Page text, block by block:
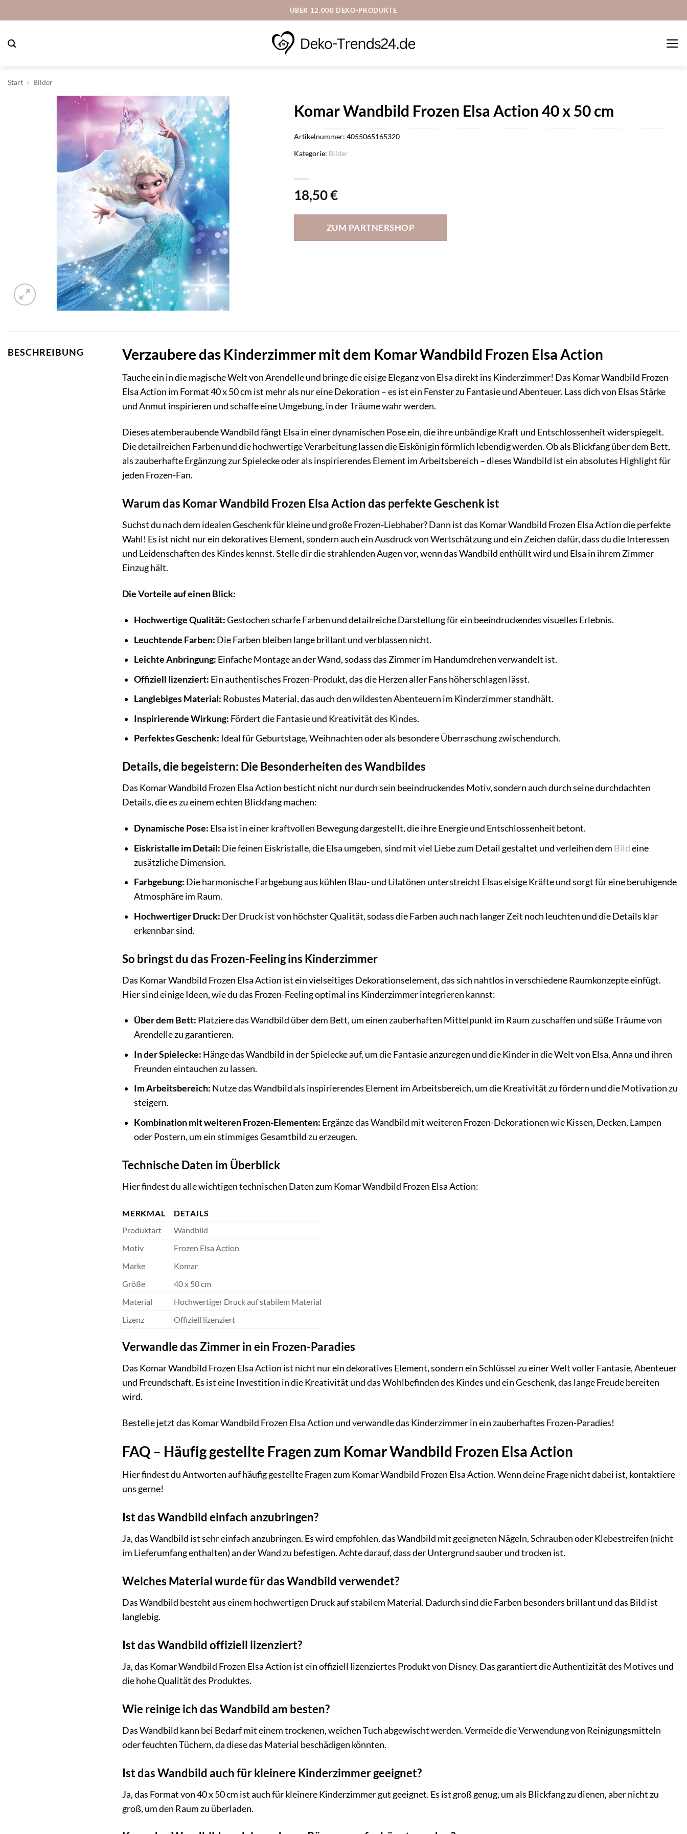
Inhalt
ÜBER 12.000 DEKO-PRODUKTE
Start » Bilder
Komar Wandbild Frozen Elsa Action 40 x 50 cm
18,50€
ZUM PARTNERSHOP
Artikelnummer: 4055065165320
Kategorie: Bilder
BESCHREIBUNG Verzaubere das Kinderzimmer mit dem Komar Wandbild Frozen Elsa Action
Tauche ein in die magische Welt von Arendelle und bringe die eisige Eleganz von Elsa direkt ins Kinderzimmer! Das Komar Wandbild Frozen
Elsa Action im Format 40 x 50 cm ist mehr als nur eine Dekoration – es ist ein Fenster zu Fantasie und Abenteuer. Lass dich von Elsas Stärke
und Anmut inspirieren und schaffe eine Umgebung, in der Träume wahr werden.
Dieses atemberaubende Wandbild fängt Elsa in einer dynamischen Pose ein, die ihre unbändige Kraft und Entschlossenheit widerspiegelt.
Die detailreichen Farben und die hochwertige Verarbeitung lassen die Eiskönigin förmlich lebendig werden. Ob als Blickfang über dem Bett,
als zauberhafte Ergänzung zur Spielecke oder als inspirierendes Element im Arbeitsbereich – dieses Wandbild ist ein absolutes Highlight für
jeden Frozen-Fan.
Warum das Komar Wandbild Frozen Elsa Action das perfekte Geschenk ist
Suchst du nach dem idealen Geschenk für kleine und große Frozen-Liebhaber? Dann ist das Komar Wandbild Frozen Elsa Action die perfekte
Wahl! Es ist nicht nur ein dekoratives Element, sondern auch ein Ausdruck von Wertschätzung und ein Zeichen dafür, dass du die Interessen
und Leidenschaften des Kindes kennst. Stelle dir die strahlenden Augen vor, wenn das Wandbild enthüllt wird und Elsa in ihrem Zimmer
Einzug hält.
Die Vorteile auf einen Blick:
Hochwertige Qualität:Gestochen scharfe Farben und detailreiche Darstellung für ein beeindruckendes visuelles Erlebnis.
Leuchtende Farben: Die Farben bleiben lange brillant und verblassen nicht.
Leichte Anbringung: Einfache Montage an der Wand, sodass das Zimmer im Handumdrehen verwandelt ist.
Offiziell lizenziert: Ein authentisches Frozen-Produkt, das die Herzen aller Fans höherschlagen lässt.
Langlebiges Material: Robustes Material, das auch den wildesten Abenteuern im Kinderzimmer standhält.
Inspirierende Wirkung: Fördert die Fantasie und Kreativität des Kindes.
Perfektes Geschenk: Ideal für Geburtstage, Weihnachten oder als besondere Überraschung zwischendurch.
Details, die begeistern: Die Besonderheiten des Wandbildes
Das Komar Wandbild Frozen Elsa Action besticht nicht nur durch sein beeindruckendes Motiv, sondern auch durch seine durchdachten
Details, die es zu einem echten Blickfang machen:
Dynamische Pose: Elsa ist in einer kraftvollen Bewegung dargestellt, die ihre Energie und Entschlossenheit betont.
Eiskristalle im Detail: Die feinen Eiskristalle, die Elsa umgeben, sind mit viel Liebe zum Detail gestaltet und verleihen dem Bildeine
zusätzliche Dimension.
Farbgebung: Die harmonische Farbgebung aus kühlen Blau- und Lilatönen unterstreicht Elsas eisige Kräfte und sorgt für eine beruhigende
Atmosphäre im Raum.
Hochwertiger Druck: Der Druck ist von höchster Qualität, sodass die Farben auch nach langer Zeit noch leuchten und die Details klar
erkennbar sind.
So bringst du das Frozen-Feeling ins Kinderzimmer
Das Komar Wandbild Frozen Elsa Action ist ein vielseitiges Dekorationselement, das sich nahtlos in verschiedene Raumkonzepte einfügt.
Hier sind einige Ideen, wie du das Frozen-Feeling optimal ins Kinderzimmer integrieren kannst:
Über dem Bett: Platziere das Wandbild über dem Bett, um einen zauberhaften Mittelpunkt im Raum zu schaffen und süße Träume von
Arendelle zu garantieren.
In der Spielecke: Hänge das Wandbild in der Spielecke auf, um die Fantasie anzuregen und die Kinder in die Welt von Elsa, Anna und ihren
Freunden eintauchen zu lassen.
Im Arbeitsbereich: Nutze das Wandbild als inspirierendes Element im Arbeitsbereich, um die Kreativität zu fördern und die Motivation zu
steigern.
Kombination mit weiteren Frozen-Elementen: Ergänze das Wandbild mit weiteren Frozen-Dekorationen wie Kissen, Decken, Lampen
oder Postern, um ein stimmiges Gesamtbild zu erzeugen.
Technische Daten im Überblick
Hier findest du alle wichtigen technischen Daten zum Komar Wandbild Frozen Elsa Action:
MERKMAL
DETAILS
Produktart
Wandbild
Motiv
Frozen Elsa Action
Marke
Komar
Größe
40 x 50 cm
Material
Hochwertiger Druck auf stabilem Material
Lizenz
Offiziell lizenziert
Verwandle das Zimmer in ein Frozen-Paradies
Das Komar Wandbild Frozen Elsa Action ist nicht nur ein dekoratives Element, sondern ein Schlüssel zu einer Welt voller Fantasie, Abenteuer
und Freundschaft. Es ist eine Investition in die Kreativität und das Wohlbefinden des Kindes und ein Geschenk, das lange Freude bereiten
wird.
Bestelle jetzt das Komar Wandbild Frozen Elsa Action und verwandle das Kinderzimmer in ein zauberhaftes Frozen-Paradies!
FAQ – Häufig gestellte Fragen zum Komar Wandbild Frozen Elsa Action
Hier findest du Antworten auf häufig gestellte Fragen zum Komar Wandbild Frozen Elsa Action. Wenn deine Frage nicht dabei ist, kontaktiere
uns gerne!
Ist das Wandbild einfach anzubringen?
Ja, das Wandbild ist sehr einfach anzubringen. Es wird empfohlen, das Wandbild mit geeigneten Nägeln, Schrauben oder Klebestreifen (nicht
im Lieferumfang enthalten) an der Wand zu befestigen. Achte darauf, dass der Untergrund sauber und trocken ist.
Welches Material wurde für das Wandbild verwendet?
Das Wandbild besteht aus einem hochwertigen Druck auf stabilem Material. Dadurch sind die Farben besonders brillant und das Bild ist
langlebig.
Ist das Wandbild offiziell lizenziert?
Ja, das Komar Wandbild Frozen Elsa Action ist ein offiziell lizenziertes Produkt von Disney. Das garantiert die Authentizität des Motives und
die hohe Qualität des Produktes.
Wie reinige ich das Wandbild am besten?
Das Wandbild kann bei Bedarf mit einem trockenen, weichen Tuch abgewischt werden. Vermeide die Verwendung von Reinigungsmitteln
oder feuchten Tüchern, da diese das Material beschädigen könnten.
Ist das Wandbild auch für kleinere Kinderzimmer geeignet?
Ja, das Format von 40 x 50 cm ist auch für kleinere Kinderzimmer gut geeignet. Es ist groß genug, um als Blickfang zu dienen, aber nicht zu
groß, um den Raum zu überladen.